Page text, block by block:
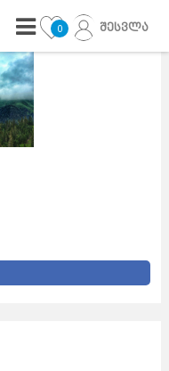
0 შესვლა